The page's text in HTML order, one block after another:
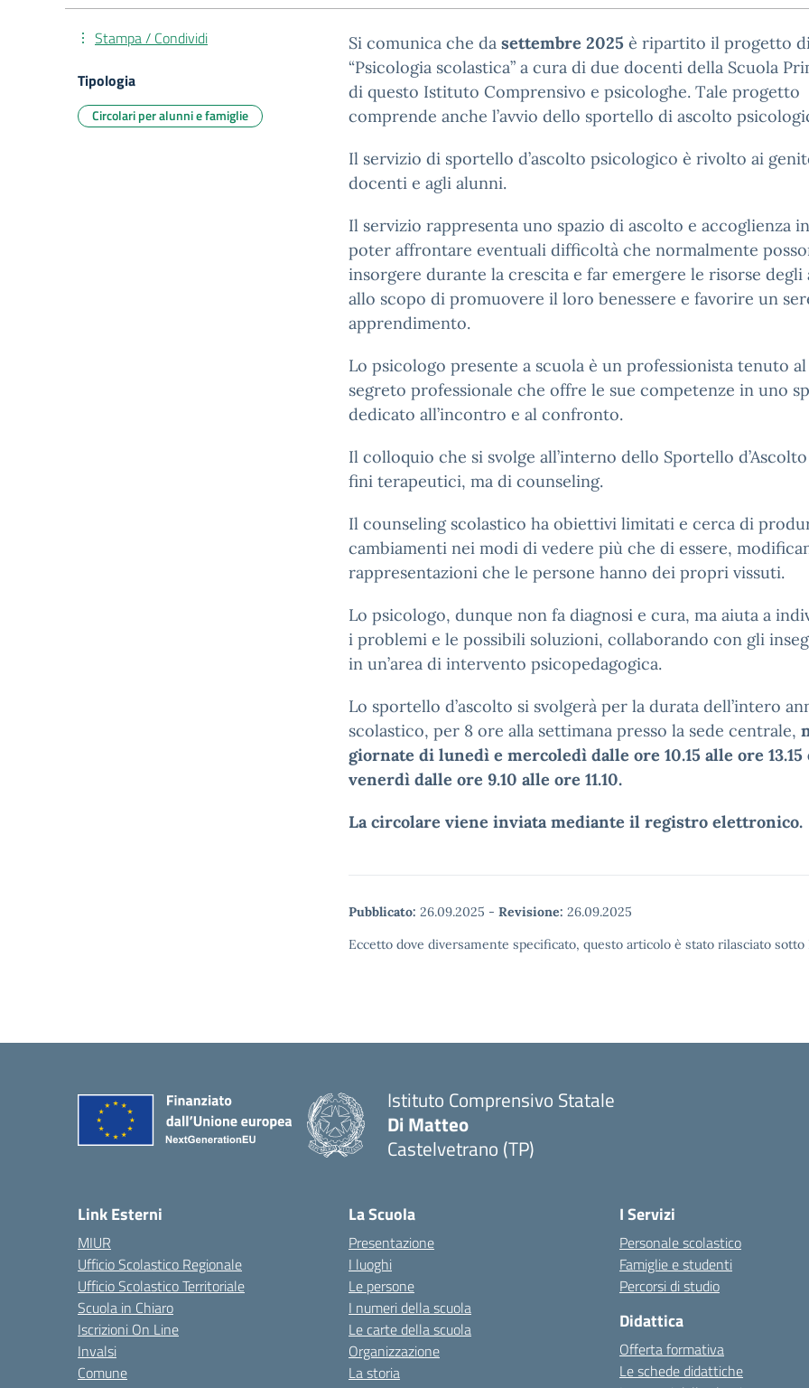
Si comunica che da settembre 2025 è ripartito il progetto
“Psicologia scolastica” a cura di due docenti della Scuola
di questo Istituto Comprensivo e psicologhe. Tale progetto
comprende anche l’avvio dello sportello di ascolto
Il servizio di sportello d’ascolto psicologico è rivolto ai
docenti e agli alunni.
Il servizio rappresenta uno spazio di ascolto e accoglienza
poter affrontare eventuali difficoltà che normalmente
insorgere durante la crescita e far emergere le risorse degli
allo scopo di promuovere il loro benessere e favorire un
apprendimento.
Lo psicologo presente a scuola è un professionista tenuto al
segreto professionale che offre le sue competenze in uno
dedicato all’incontro e al confronto.
Il colloquio che si svolge all’interno dello Sportello
fini terapeutici, ma di counseling.
Il counseling scolastico ha obiettivi limitati e cerca di
cambiamenti nei modi di vedere più che di essere,
rappresentazioni che le persone hanno dei propri vissuti.
Lo psicologo, dunque non fa diagnosi e cura, ma aiuta a
i problemi e le possibili soluzioni, collaborando con gli
in un’area di intervento psicopedagogica.
Lo sportello d’ascolto si svolgerà per la durata dell’intero
scolastico, per 8 ore alla settimana presso la sede centrale,
giornate di lunedì e mercoledì dalle ore 10.15 alle ore 13.15
venerdì dalle ore 9.10 alle ore 11.10.
La circolare viene inviata mediante il registro elettronico.
Pubblicato: 26.09.2025 - Revisione: 26.09.2025
Eccetto dove diversamente specificato, questo articolo è stato rilasciato
Stampa / Condividi
Tipologia
Circolari per alunni e famiglie
Istituto Comprensivo Statale
Di Matteo
Castelvetrano (TP)
Link Esterni
MIUR
Ufficio Scolastico Regionale
Ufficio Scolastico Territoriale
Scuola in Chiaro
Iscrizioni On Line
Invalsi
Comune
La Scuola
Presentazione
I luoghi
Le persone
I numeri della scuola
Le carte della scuola
Organizzazione
La storia
I Servizi
Personale scolastico
Famiglie e studenti
Percorsi di studio
Didattica
Offerta formativa
Le schede didattiche